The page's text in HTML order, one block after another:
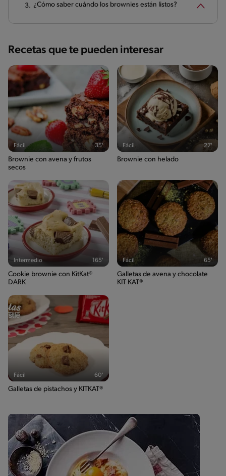
¿Cómo saber cuándo los brownies están listos?
Recetas que te pueden interesar
Fácil 35'
Brownie con avena y frutos
secos
Fácil 27'
Brownie con helado
Intermedio 165'
Cookie brownie con KitKat®
DARK
Fácil 65'
Galletas de avena y chocolate
KIT KAT®
Fácil 60'
Galletas de pistachos y KITKAT®